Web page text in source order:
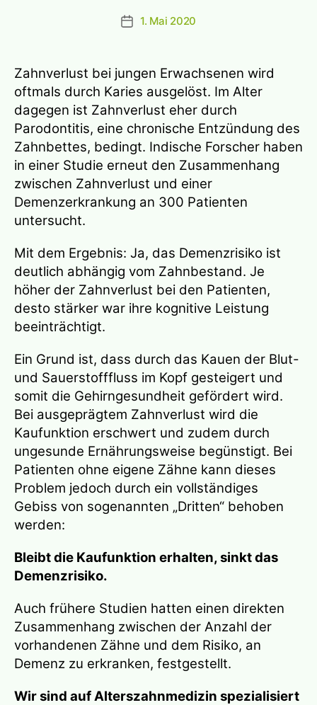
Beitragsdatum
1. Mai 2020
Zahnverlust bei jungen Erwachsenen wird
oftmals durch Karies ausgelöst. Im Alter
dagegen ist Zahnverlust eher durch
Parodontitis, eine chronische Entzündung des
Zahnbettes, bedingt. Indische Forscher haben
in einer Studie erneut den Zusammenhang
zwischen Zahnverlust und einer
Demenzerkrankung an 300 Patienten
untersucht.
Mit dem Ergebnis: Ja, das Demenzrisiko ist
deutlich abhängig vom Zahnbestand. Je
höher der Zahnverlust bei den Patienten,
desto stärker war ihre kognitive Leistung
beeinträchtigt.
Ein Grund ist, dass durch das Kauen der Blut-
und Sauerstofffluss im Kopf gesteigert und
somit die Gehirngesundheit gefördert wird.
Bei ausgeprägtem Zahnverlust wird die
Kaufunktion erschwert und zudem durch
ungesunde Ernährungsweise begünstigt. Bei
Patienten ohne eigene Zähne kann dieses
Problem jedoch durch ein vollständiges
Gebiss von sogenannten „Dritten“ behoben
werden:
Bleibt die Kaufunktion erhalten, sinkt das
Demenzrisiko.
Auch frühere Studien hatten einen direkten
Zusammenhang zwischen der Anzahl der
vorhandenen Zähne und dem Risiko, an
Demenz zu erkranken, festgestellt.
Wir sind auf Alterszahnmedizin spezialisiert